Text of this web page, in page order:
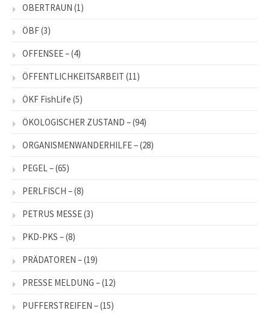
OBERTRAUN (1)
ÖBF(3)
OFFENSEE –(4)
ÖFFENTLICHKEITSARBEIT (11)
ÖKF FishLife (5)
ÖKOLOGISCHER ZUSTAND –(94)
ORGANISMENWANDERHILFE –(28)
PEGEL –(65)
PERLFISCH –(8)
PETRUS MESSE(3)
PKD-PKS –(8)
PRÄDATOREN –(19)
PRESSE MELDUNG –(12)
PUFFERSTREIFEN –(15)